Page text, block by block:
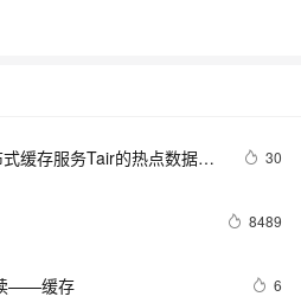
缓存服务Tair的热点数据散
30
8489
——缓存 6